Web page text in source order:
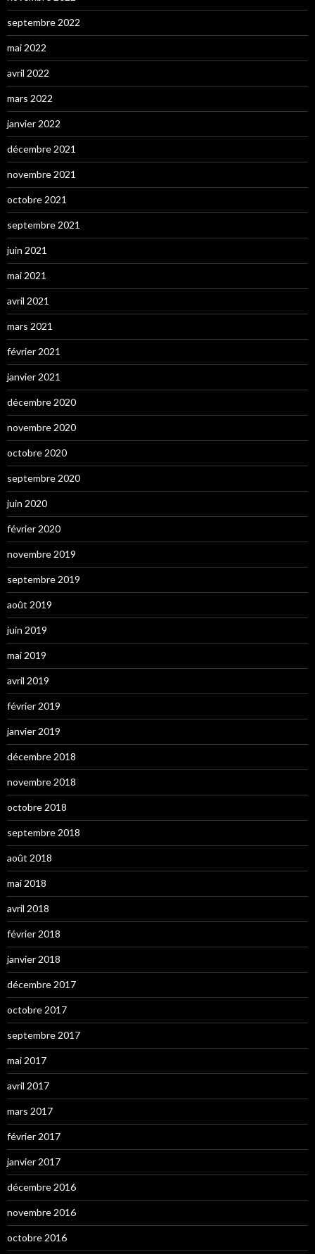
septembre 2022
mai 2022
avril 2022
mars 2022
janvier 2022
décembre 2021
novembre 2021
octobre 2021
septembre 2021
juin 2021
mai 2021
avril 2021
mars 2021
février 2021
janvier 2021
décembre 2020
novembre 2020
octobre 2020
septembre 2020
juin 2020
février 2020
novembre 2019
septembre 2019
août 2019
juin 2019
mai 2019
avril 2019
février 2019
janvier 2019
décembre 2018
novembre 2018
octobre 2018
septembre 2018
août 2018
mai 2018
avril 2018
février 2018
janvier 2018
décembre 2017
octobre 2017
septembre 2017
mai 2017
avril 2017
mars 2017
février 2017
janvier 2017
décembre 2016
novembre 2016
octobre 2016